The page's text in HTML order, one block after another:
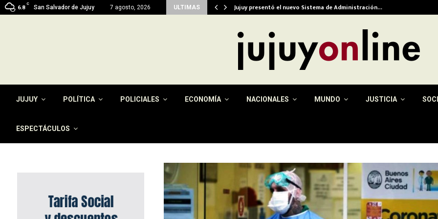
6.8
C
San Salvador de Jujuy 7 agosto, 2026 ULTIMAS
del pago de la tasa por… Jujuy presentó el nuevo Sistema de Administración…
JUJUY POLÍTICA POLICIALES ECONOMÍA NACIONALES MUNDO JUSTICIA
ESPECTÁCULOS